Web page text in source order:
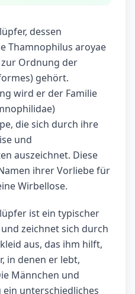
dessen
Thamnophilus aroyae
Ordnung der
gehört.
wird er der Familie
die sich durch ihre
und
auszeichnet. Diese
ihrer Vorliebe für
Wirbellose.
ist ein typischer
zeichnet sich durch
aus, das ihm hilft,
in denen er lebt,
Männchen und
unterschiedliches